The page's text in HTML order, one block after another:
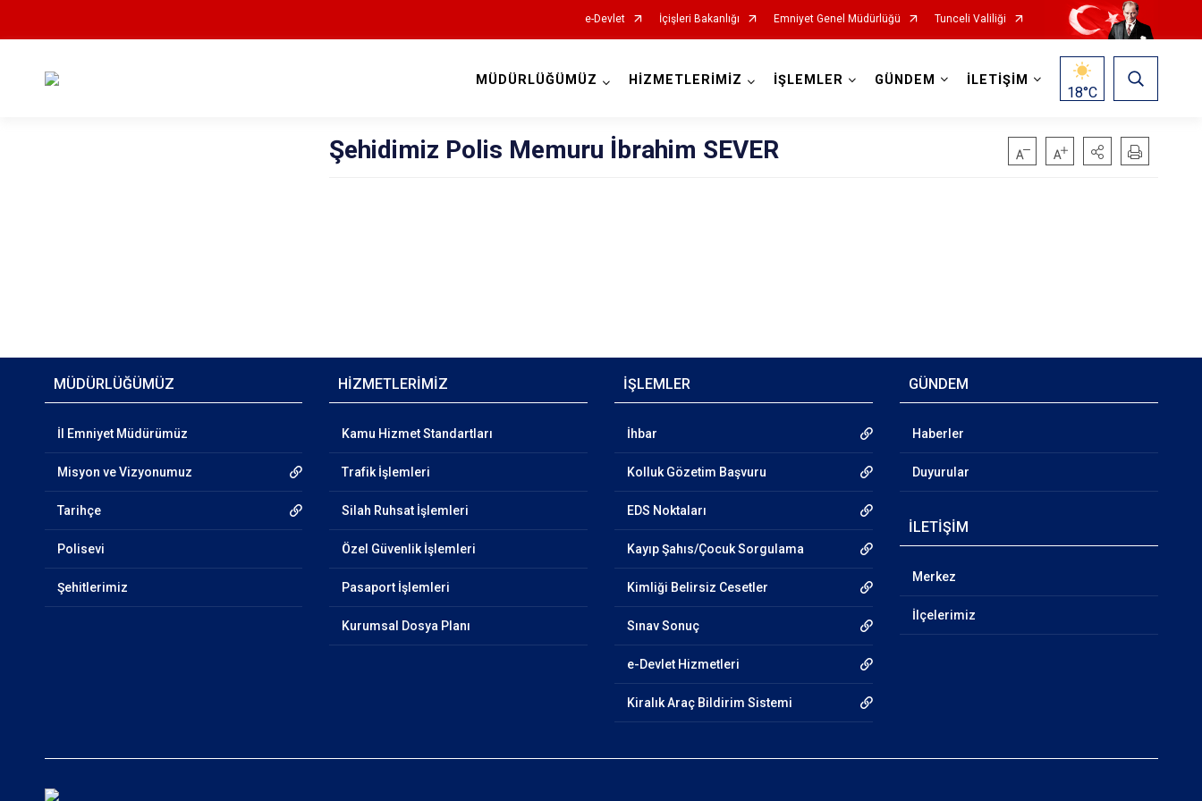
e-Devlet İçişleri Bakanlığı Emniyet Genel Müdürlüğü Tunceli Valiliği
MÜDÜRLÜĞÜMÜZ HİZMETLERİMİZ İŞLEMLER GÜNDEM İLETİŞİM
18°C
Şehidimiz Polis Memuru İbrahim SEVER
MÜDÜRLÜĞÜMÜZ
İl Emniyet Müdürümüz
Misyon ve Vizyonumuz
Tarihçe
Polisevi
Şehitlerimiz
HİZMETLERİMİZ
Kamu Hizmet Standartları
Trafik İşlemleri
Silah Ruhsat İşlemleri
Özel Güvenlik İşlemleri
Pasaport İşlemleri
Kurumsal Dosya Planı
İŞLEMLER
İhbar
Kolluk Gözetim Başvuru
EDS Noktaları
Kayıp Şahıs/Çocuk Sorgulama
Kimliği Belirsiz Cesetler
Sınav Sonuç
e-Devlet Hizmetleri
Kiralık Araç Bildirim Sistemi
GÜNDEM
Haberler
Duyurular
İLETİŞİM
Merkez
İlçelerimiz